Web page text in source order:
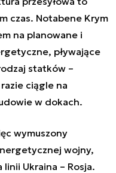
czas. Notabene Krym
na planowane i
pływające
statków –
ciągle na
w dokach.
wymuszony
wojny,
Ukraina – Rosja.